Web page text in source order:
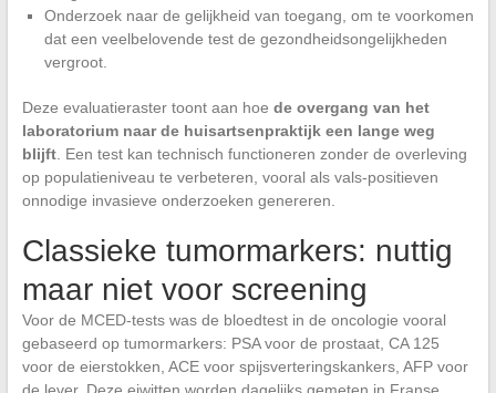
Onderzoek naar de gelijkheid van toegang, om te voorkomen
dat een veelbelovende test de gezondheidsongelijkheden
vergroot.
Deze evaluatieraster toont aan hoe de overgang van het
laboratorium naar de huisartsenpraktijk een lange weg
blijft. Een test kan technisch functioneren zonder de overleving
op populatieniveau te verbeteren, vooral als vals-positieven
onnodige invasieve onderzoeken genereren.
Classieke tumormarkers: nuttig
maar niet voor screening
Voor de MCED-tests was de bloedtest in de oncologie vooral
gebaseerd op tumormarkers: PSA voor de prostaat, CA 125
voor de eierstokken, ACE voor spijsverteringskankers, AFP voor
de lever. Deze eiwitten worden dagelijks gemeten in Franse